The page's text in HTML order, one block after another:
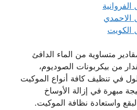
الاحمدي
الكويت
متساوية من الماء الدافئ
من بيكربونات الصوديوم،
في تنظيف كافة أنواع الموكيت
مبهرة في إزالة الأوساخ
واستعادة نظافة الموكيت.